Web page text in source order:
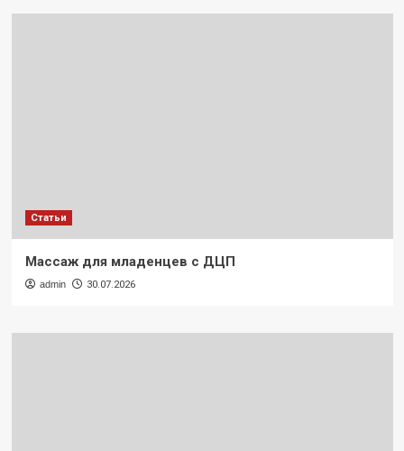
Статьи
Массаж для младенцев с ДЦП
admin 30.07.2026